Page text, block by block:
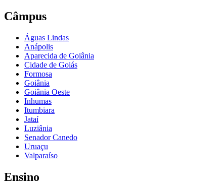
Câmpus
Águas Lindas
Anápolis
Aparecida de Goiânia
Cidade de Goiás
Formosa
Goiânia
Goiânia Oeste
Inhumas
Itumbiara
Jataí
Luziânia
Senador Canedo
Uruaçu
Valparaíso
Ensino